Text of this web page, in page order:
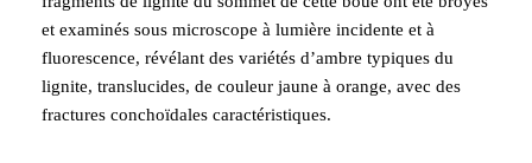
et examinés sous microscope à lumière incidente et à
fluorescence, révélant des variétés d’ambre typiques du
lignite, translucides, de couleur jaune à orange, avec des
fractures conchoïdales caractéristiques.